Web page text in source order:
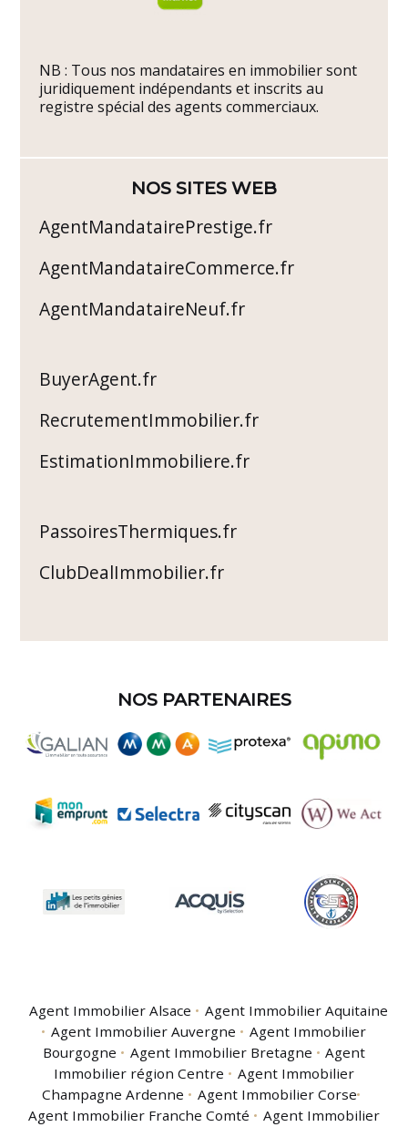
NB : Tous nos mandataires en immobilier sont
juridiquement indépendants et inscrits au
registre spécial des agents commerciaux.
NOS SITES WEB
AgentMandatairePrestige.fr
AgentMandataireCommerce.fr
AgentMandataireNeuf.fr
BuyerAgent.fr
RecrutementImmobilier.fr
EstimationImmobiliere.fr
PassoiresThermiques.fr
ClubDealImmobilier.fr
NOS PARTENAIRES
Agent Immobilier Alsace
Agent Immobilier Aquitaine
Agent Immobilier Auvergne
Agent Immobilier
Bourgogne
Agent Immobilier Bretagne
Agent
Immobilier région Centre
Agent Immobilier
Champagne Ardenne
Agent Immobilier Corse
Agent Immobilier Franche Comté
Agent Immobilier